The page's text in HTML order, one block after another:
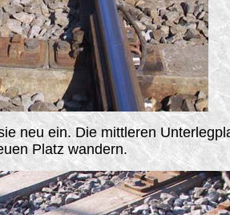
neu ein. Die mittleren
Platz wandern.